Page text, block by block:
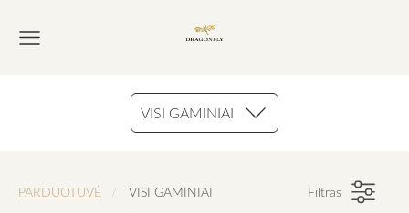
VISI GAMINIAI
PARDUOTUVĖ VISI GAMINIAI Filtras